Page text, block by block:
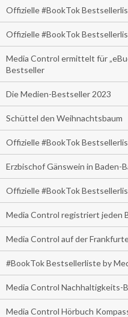
Offizielle #BookTok
Offizielle #BookTok
Media Control ermittelt für
Bestseller
Die Medien-Bestseller 2023
Schüttel den Weihnachtsbaum
Offizielle #BookTok
Erzbischof Gänswein in Baden-
Offizielle #BookTok
Media Control registriert jeden
Media Control auf der
#BookTok Bestsellerliste by
Media Control Nachhaltigkeits-
Media Control Hörbuch